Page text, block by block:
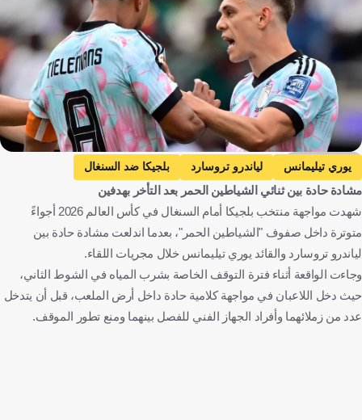
Getty Images
يوري تيليمانس لياندرو تروسارد
بلجيكا ضد السنغال
بلجيكا
السنغال كأس العالم بلجيكا
الولايات المتحدة
كرة قدم
مشادة حادة بين ثنائي الشياطين الحمر بعد التأخر بهدفين
شهدت مواجهة منتخب بلجيكا أمام السنغال في كأس العالم 2026 أجواءً
متوترة داخل صفوف "الشياطين الحمر"، بعدما اندلعت مشادة حادة بين
لياندرو تروسارد والقائد يوري تيليمانس خلال مجريات اللقاء.
وجاءت الواقعة أثناء فترة التوقف الخاصة بشرب المياه في الشوط الثاني،
حيث دخل اللاعبان في مواجهة كلامية حادة داخل أرض الملعب، قبل أن يتدخل
عدد من زملائهما وأفراد الجهاز الفني للفصل بينهما ومنع تطور الموقف.